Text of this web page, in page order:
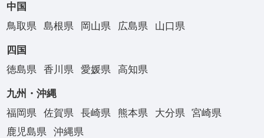
中国
鳥取県
島根県 岡山県 広島県 山口県
四国
徳島県
香川県 愛媛県 高知県
九州・沖縄
福岡県
佐賀県 長崎県 熊本県 大分県
宮崎県
鹿児島県
沖縄県